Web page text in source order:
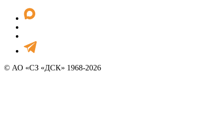
© АО «СЗ «ДСК» 1968-2026